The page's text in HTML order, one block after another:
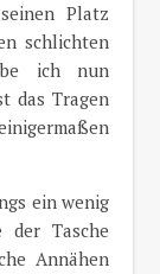
Platz
schlichten
ich nun
das Tragen
ein wenig
Tasche
Annähen